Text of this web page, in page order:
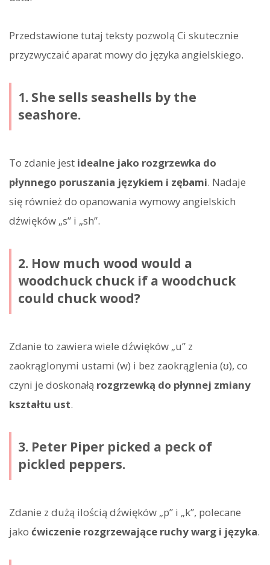
Przedstawione tutaj teksty pozwolą Ci skutecznie
przyzwyczaić aparat mowy do języka angielskiego.
1. She sells seashells by the
seashore.
To zdanie jest idealne jako rozgrzewka do
płynnego poruszania językiem i zębami. Nadaje
się również do opanowania wymowy angielskich
dźwięków „s” i „sh”.
2. How much wood would a
woodchuck chuck if a woodchuck
could chuck wood?
Zdanie to zawiera wiele dźwięków „u” z
zaokrąglonymi ustami (w) i bez zaokrąglenia (ʊ), co
czyni je doskonałą rozgrzewką do płynnej zmiany
kształtu ust.
3. Peter Piper picked a peck of
pickled peppers.
Zdanie z dużą ilością dźwięków „p” i „k”, polecane
jako ćwiczenie rozgrzewające ruchy warg i języka.